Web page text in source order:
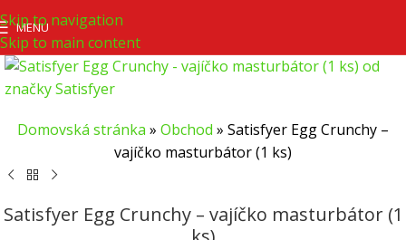
Skip to navigation
Skip to main content
MENU
Domovská stránka » Obchod » Satisfyer Egg Crunchy –
vajíčko masturbátor (1 ks)
Satisfyer Egg Crunchy – vajíčko masturbátor (1